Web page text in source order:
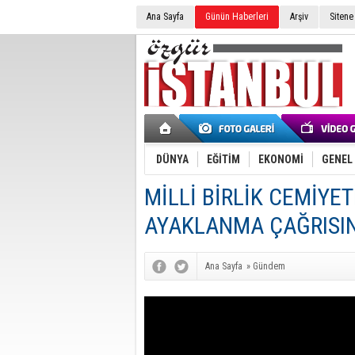
Ana Sayfa Günün Haberleri Arşiv
DÜNYA EĞİTİM EKONOMİ GENEL
MİLLİ BİRLİK
AYAKLANMA
Ana Sayfa » Gündem